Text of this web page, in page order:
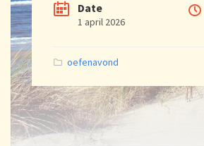
Date
1 april 2026
Categories:
oefenavond